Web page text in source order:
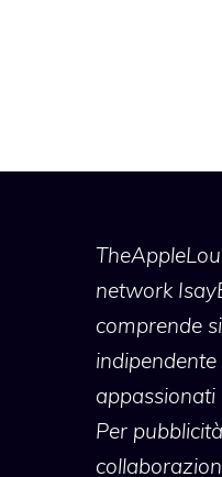
network
comprende
appassionati
Per